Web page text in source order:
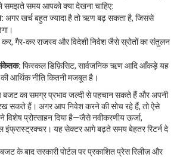
समझते समय आपको क्या देखना चाहिए:
अगर खर्च बहुत ज्यादा है तो ऋण बढ़ सकता है, जिससे
कर, गैर‑कर राजस्व और विदेशी निवेश जैसे स्रोतों का संतुलन
संकेतक: फिस्कल डिफ़िसिट, सार्वजनिक ऋण आदि आँकड़े यह
आर्थिक नीति कितनी मजबूत है।
का समग्र प्रभाव जल्दी से पहचान सकते हैं और अपनी
रख सकते हैं। अगर आप निवेश करने की सोच रहे हैं, तो ऐसे
प्रोत्साहन दिया है—जैसे नवीकरणीय ऊर्जा,
इंफ्रास्ट्रक्चर। यह सेक्टर आगे बढ़ते समय बेहतर रिटर्न दे
के बाद सरकारी पोर्टल पर प्रकाशित प्रेस रिलीज़ और